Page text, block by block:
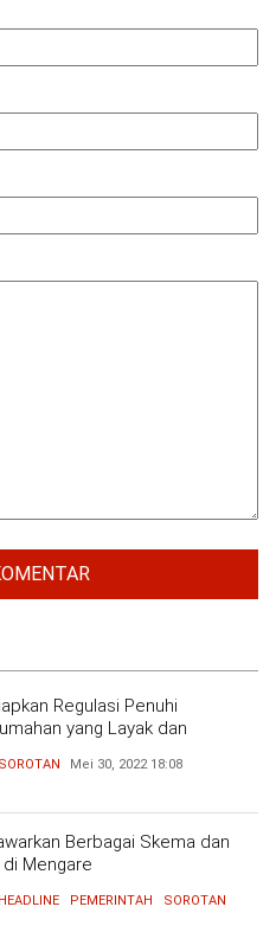
Regulasi Penuhi
yang Layak dan
SOROTAN Mei 30, 2022 18:08
Berbagai Skema dan
Mengare
HEADLINE PEMERINTAH
SOROTAN